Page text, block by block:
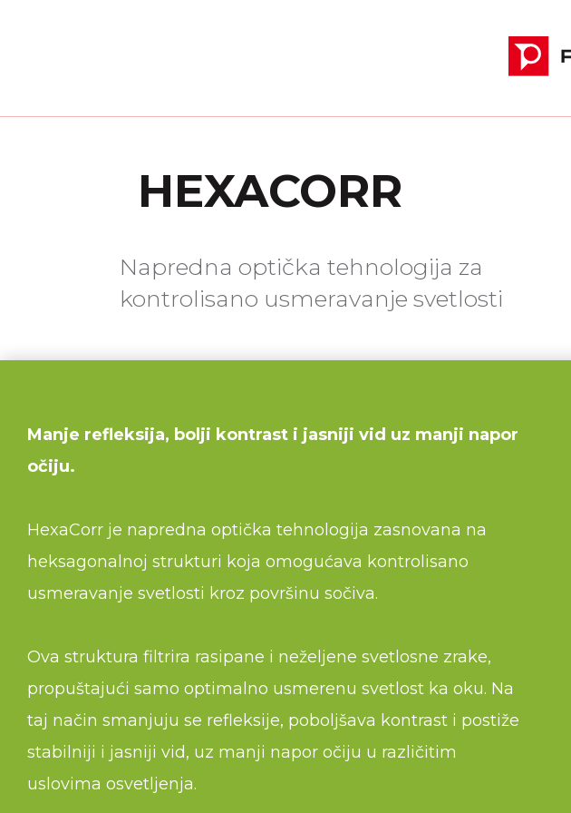
HEXACORR
Napredna optička tehnologija za
kontrolisano usmeravanje svetlosti
Manje refleksija, bolji kontrast i jasniji vid uz manji napor
očiju.
HexaCorr je napredna optička tehnologija zasnovana na
heksagonalnoj strukturi koja omogućava kontrolisano
usmeravanje svetlosti kroz površinu sočiva.
Ova struktura filtrira rasipane i neželjene svetlosne zrake,
propuštajući samo optimalno usmerenu svetlost ka oku. Na
taj način smanjuju se refleksije, poboljšava kontrast i postiže
stabilniji i jasniji vid, uz manji napor očiju u različitim
uslovima osvetljenja.